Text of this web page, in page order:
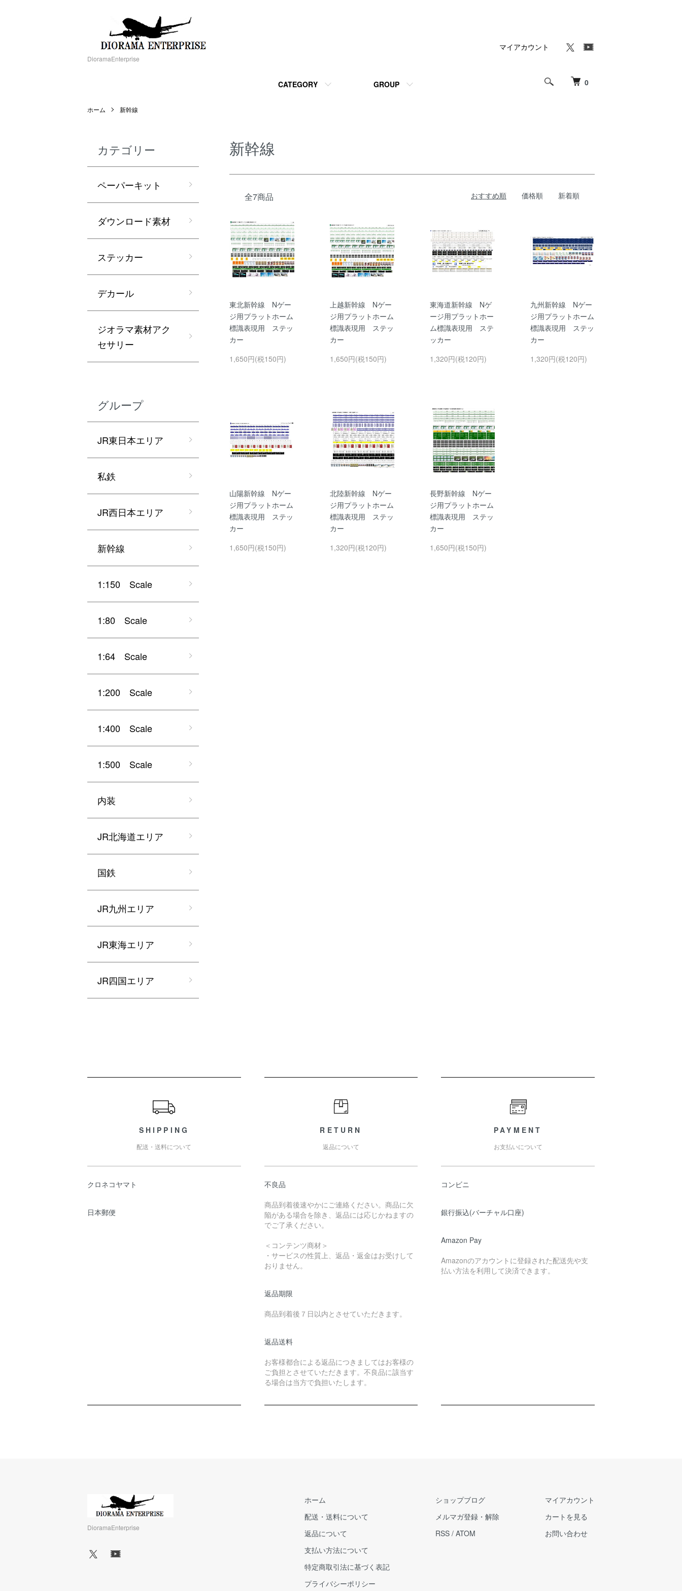
DioramaEnterprise
0
CATEGORY GROUP
マイアカウント
ホーム 新幹線
新幹線
全7商品 おすすめ順 価格順 新着順
東北新幹線 Nゲー
ジ用プラットホーム
標識表現用 ステッ
カー
1,650円(税150円)
上越新幹線 Nゲー
ジ用プラットホーム
標識表現用 ステッ
カー
1,650円(税150円)
東海道新幹線 Nゲ
ージ用プラットホー
ム標識表現用 ステ
ッカー
1,320円(税120円)
九州新幹線 Nゲー
ジ用プラットホーム
標識表現用 ステッ
カー
1,320円(税120円)
山陽新幹線 Nゲー
ジ用プラットホーム
標識表現用 ステッ
カー
1,650円(税150円)
北陸新幹線 Nゲー
ジ用プラットホーム
標識表現用 ステッ
カー
1,320円(税120円)
長野新幹線 Nゲー
ジ用プラットホーム
標識表現用 ステッ
カー
1,650円(税150円)
カテゴリー
ペーパーキット
ダウンロード素材
ステッカー
デカール
ジオラマ素材アク
セサリー
グループ
JR東日本エリア
私鉄
JR西日本エリア
新幹線
1:150 Scale
1:80 Scale
1:64 Scale
1:200 Scale
1:400 Scale
1:500 Scale
内装
JR北海道エリア
国鉄
JR九州エリア
JR東海エリア
JR四国エリア
SHIPPING
配送・送料について
クロネコヤマト
日本郵便
RETURN
返品について
不良品
商品到着後速やかにご連絡ください。商品に欠
陥がある場合を除き、返品には応じかねますの
でご了承ください。
＜コンテンツ商材＞
・サービスの性質上、返品・返金はお受けして
おりません。
返品期限
商品到着後７日以内とさせていただきます。
返品送料
お客様都合による返品につきましてはお客様の
ご負担とさせていただきます。不良品に該当す
る場合は当方で負担いたします。
PAYMENT
お支払いについて
コンビニ
銀行振込(バーチャル口座)
Amazon Pay
Amazonのアカウントに登録された配送先や支
払い方法を利用して決済できます。
DioramaEnterprise
ホーム
配送・送料について
返品について
支払い方法について
特定商取引法に基づく表記
プライバシーポリシー
ショップブログ
メルマガ登録・解除
RSS / ATOM
マイアカウント
カートを見る
お問い合わせ